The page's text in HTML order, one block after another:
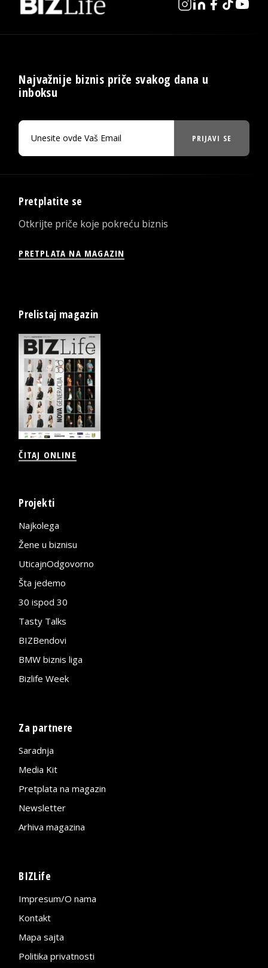
Najvažnije biznis priče svakog dana u
inboksu
PRIJAVI SE
Pretplatite se
Otkrijte priče koje pokreću biznis
PRETPLATA NA MAGAZIN
Prelistaj magazin
ČITAJ ONLINE
Projekti
Najkolega
Žene u biznisu
UticajnOdgovorno
Šta jedemo
30 ispod 30
Tasty Talks
BIZBendovi
BMW biznis liga
Bizlife Week
Za partnere
Saradnja
Media Kit
Pretplata na magazin
Newsletter
Arhiva magazina
BIZLife
Impresum/O nama
Kontakt
Mapa sajta
Politika privatnosti